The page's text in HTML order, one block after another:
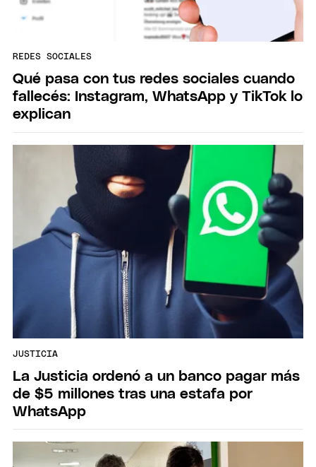
REDES SOCIALES
Qué pasa con tus redes sociales cuando
fallecés: Instagram, WhatsApp y TikTok lo
explican
JUSTICIA
La Justicia ordenó a un banco pagar más
de $5 millones tras una estafa por
WhatsApp